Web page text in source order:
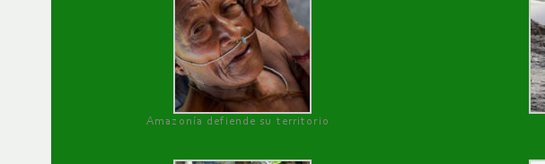
Amazonía defiende su territorio